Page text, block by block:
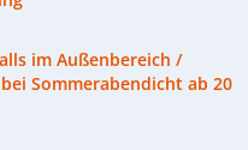
im Außenbereich /
Sommerabendicht ab 20